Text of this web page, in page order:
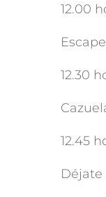
12.00
12.30
12.45
Déjate